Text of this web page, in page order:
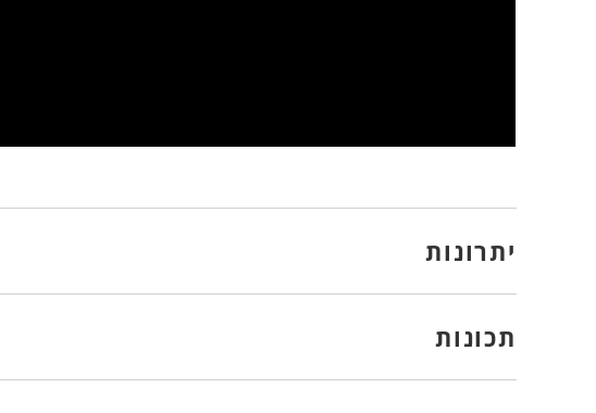
יתרונות
תכונות